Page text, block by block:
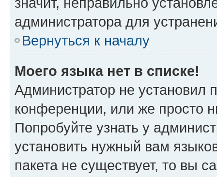
администратора для
Вернуться к началу
Моего языка нет в списке!
Администратор не установил
конференции, или же просто
Попробуйте узнать у
установить нужный вам
пакета не существует, то вы